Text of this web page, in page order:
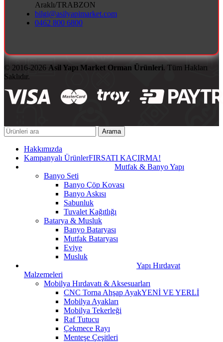
Araklı/TRABZON
bilgi@asilyapimarket.com
0462 800 6800
© 2016-2026 Asil Yapı Market Orman Ürünleri. Tüm Hakları
Saklıdır.
Arama
Hakkımızda
Kampanyalı ÜrünlerFIRSATI KAÇIRMA!
Mutfak & Banyo Yapı
Banyo Seti
Banyo Çöp Kovası
Banyo Askısı
Sabunluk
Tuvalet Kağıtlığı
Batarya & Musluk
Banyo Bataryası
Mutfak Bataryası
Eviye
Musluk
Yapı Hırdavat
Malzemeleri
Mobilya Hırdavatı & Aksesuarları
CNC Torna Ahşap AyakYENİ VE YERLİ
Mobilya Ayakları
Mobilya Tekerleği
Raf Tutucu
Çekmece Rayı
Menteşe Çeşitleri